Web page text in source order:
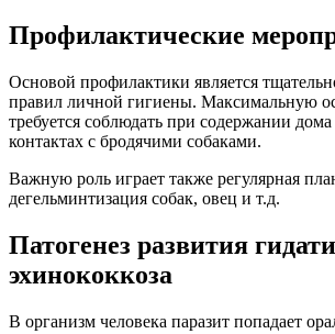
Профилактические
Основой профилактики является
правил личной гигиены. Максимальную
требуется соблюдать при содержании
контактах с бродячими собаками.
Важную роль играет также регулярная
дегельминтизация собак, овец и т.д.
Патогенез развития
эхинококкоза
В организм человека паразит попадает